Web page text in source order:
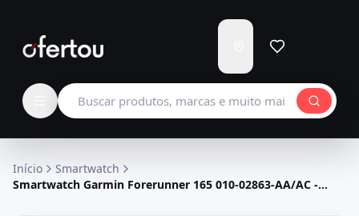
para
Carregando...
Buscar produtos
Início
Smartwatch
Smartwatch Garmin Forerunner 165 010-02863-AA/AC -